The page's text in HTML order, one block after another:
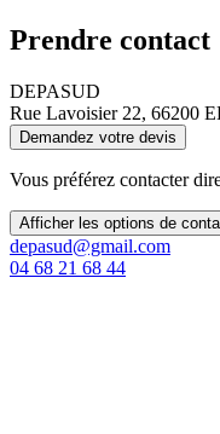
Prendre contact
DEPASUD
Rue Lavoisier 22, 66200
Demandez votre devis
Vous préférez contacter
Afficher les options de
depasud@gmail.com
04 68 21 68 44